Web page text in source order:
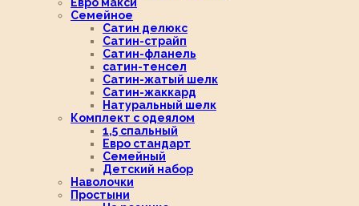
Семейное
Сатин делюкс
Сатин-страйп
Сатин-фланель
сатин-тенсел
Сатин-жатый шелк
Сатин-жаккард
Натуральный шелк
Комплект с одеялом
1,5 спальный
Евро стандарт
Семейный
Детский набор
Наволочки
Простыни